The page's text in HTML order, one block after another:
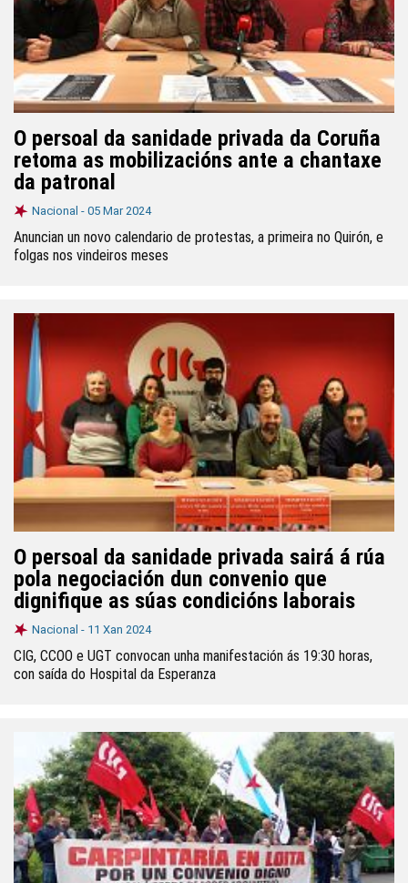
O persoal da sanidade privada da Coruña
retoma as mobilizacións ante a chantaxe
da patronal
Nacional - 05 Mar 2024
Anuncian un novo calendario de protestas, a primeira no Quirón, e
folgas nos vindeiros meses
O persoal da sanidade privada sairá á rúa
pola negociación dun convenio que
dignifique as súas condicións laborais
Nacional - 11 Xan 2024
CIG, CCOO e UGT convocan unha manifestación ás 19:30 horas,
con saída do Hospital da Esperanza